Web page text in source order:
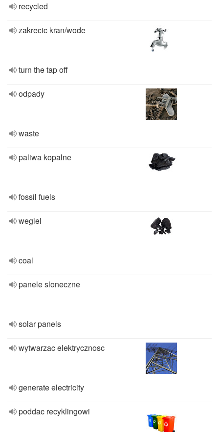
recycled
zakrecic kran/wode
turn the tap off
odpady
waste
paliwa kopalne
fossil fuels
wegiel
coal
panele sloneczne
solar panels
wytwarzac elektrycznosc
generate electricity
poddac recyklingowi